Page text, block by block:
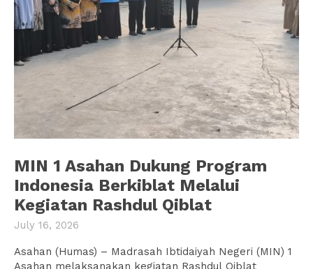
MIN 1 Asahan Dukung Program
Indonesia Berkiblat Melalui
Kegiatan Rashdul Qiblat
July 16, 2026
Asahan (Humas) – Madrasah Ibtidaiyah Negeri (MIN) 1
Asahan melaksanakan kegiatan Rashdul Qiblat